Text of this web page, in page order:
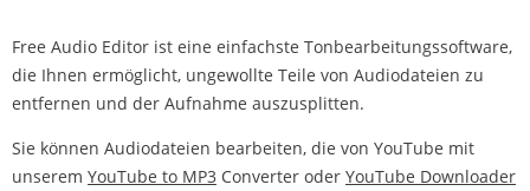
Free Audio Editor ist eine einfachste Tonbearbeitungssoftware,
die Ihnen ermöglicht, ungewollte Teile von Audiodateien zu
entfernen und der Aufnahme auszusplitten.
Sie können Audiodateien bearbeiten, die von YouTube mit
unserem YouTube to MP3 Converter oder YouTube Downloader